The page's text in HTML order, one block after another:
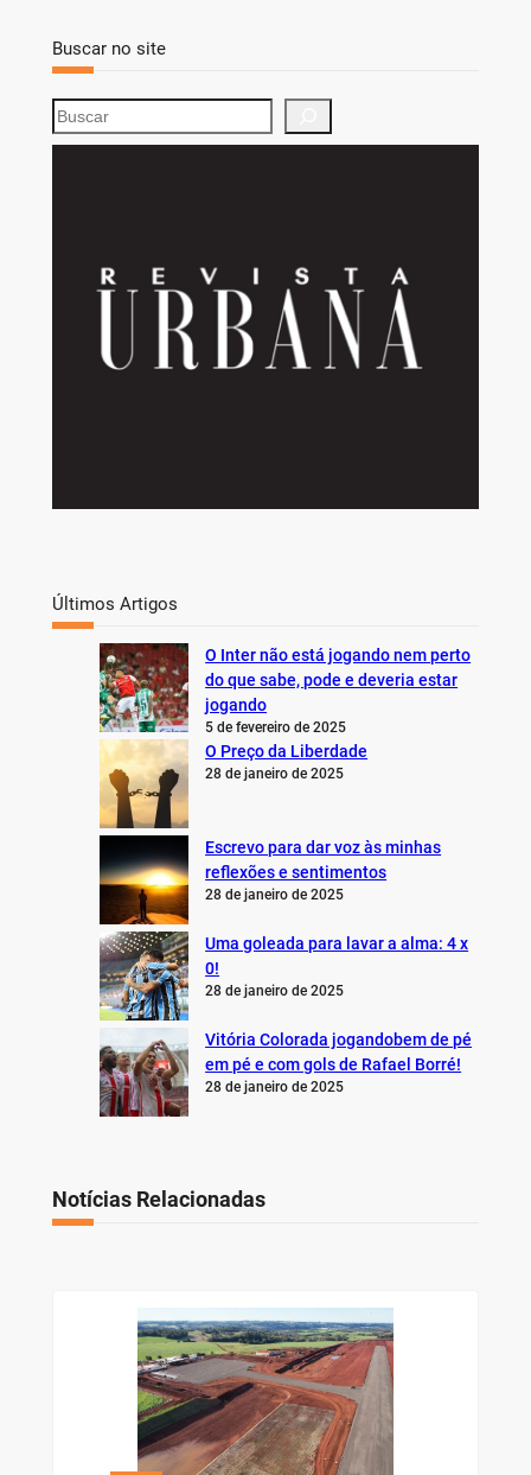
Buscar no site
S
e
Últimos Artigos
O Inter não está jogando nem perto
do que sabe, pode e deveria estar
jogando
5 de fevereiro de 2025
O Preço da Liberdade
28 de janeiro de 2025
Escrevo para dar voz às minhas
reflexões e sentimentos
28 de janeiro de 2025
Uma goleada para lavar a alma: 4 x
0!
28 de janeiro de 2025
Vitória Colorada jogandobem de pé
em pé e com gols de Rafael Borré!
28 de janeiro de 2025
Notícias Relacionadas